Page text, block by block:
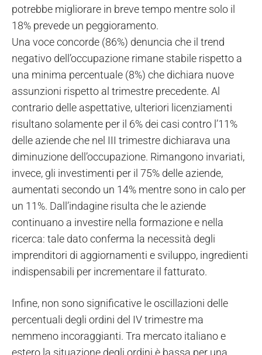
potrebbe migliorare in breve tempo mentre solo il
18% prevede un peggioramento.
Una voce concorde (86%) denuncia che il trend
negativo dell’occupazione rimane stabile rispetto a
una minima percentuale (8%) che dichiara nuove
assunzioni rispetto al trimestre precedente. Al
contrario delle aspettative, ulteriori licenziamenti
risultano solamente per il 6% dei casi contro l’11%
delle aziende che nel III trimestre dichiarava una
diminuzione dell’occupazione. Rimangono invariati,
invece, gli investimenti per il 75% delle aziende,
aumentati secondo un 14% mentre sono in calo per
un 11%. Dall’indagine risulta che le aziende
continuano a investire nella formazione e nella
ricerca: tale dato conferma la necessità degli
imprenditori di aggiornamenti e sviluppo, ingredienti
indispensabili per incrementare il fatturato.
Infine, non sono significative le oscillazioni delle
percentuali degli ordini del IV trimestre ma
nemmeno incoraggianti. Tra mercato italiano e
estero la situazione degli ordini è bassa per una